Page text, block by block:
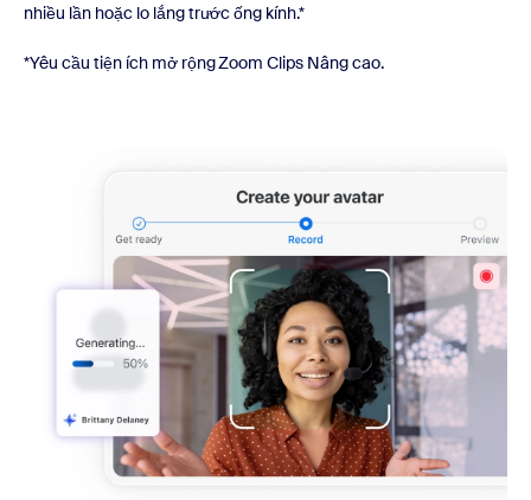
nhiều lần hoặc lo lắng trước ống kính.*
*Yêu cầu tiện ích mở rộng Zoom Clips Nâng cao.